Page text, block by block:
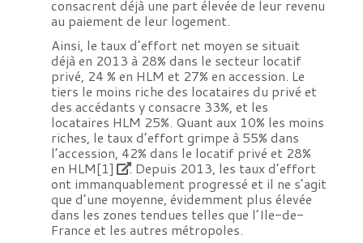
consacrent déjà une part élevée de leur revenu
au paiement de leur logement.
Ainsi, le taux d’effort net moyen se situait
déjà en 2013 à 28% dans le secteur locatif
privé, 24 % en HLM et 27% en accession. Le
tiers le moins riche des locataires du privé et
des accédants y consacre 33%, et les
locataires HLM 25%. Quant aux 10% les moins
riches, le taux d’effort grimpe à 55% dans
l’accession, 42% dans le locatif privé et 28%
en HLM[1]
. Depuis 2013, les taux d’effort
ont immanquablement progressé et il ne s’agit
que d’une moyenne, évidemment plus élevée
dans les zones tendues telles que l’Ile-de-
France et les autres métropoles.